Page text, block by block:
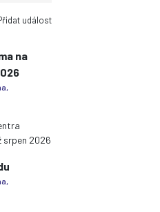
událost
na
srpen 2026